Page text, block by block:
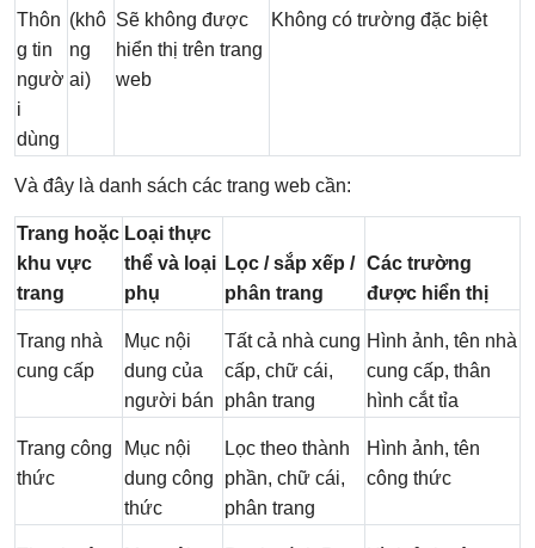
Thôn
g tin
ngườ
i
dùng
(khô
ng
ai)
Sẽ không được
hiển thị trên trang
web
Không có trường đặc biệt
Và đây là danh sách các trang web cần:
Trang hoặc
khu vực
trang
Loại thực
thể và loại
phụ
Lọc / sắp xếp /
phân trang
Các trường
được hiển thị
Trang nhà
cung cấp
Mục nội
dung của
người bán
Tất cả nhà cung
cấp, chữ cái,
phân trang
Hình ảnh, tên nhà
cung cấp, thân
hình cắt tỉa
Trang công
thức
Mục nội
dung công
thức
Lọc theo thành
phần, chữ cái,
phân trang
Hình ảnh, tên
công thức